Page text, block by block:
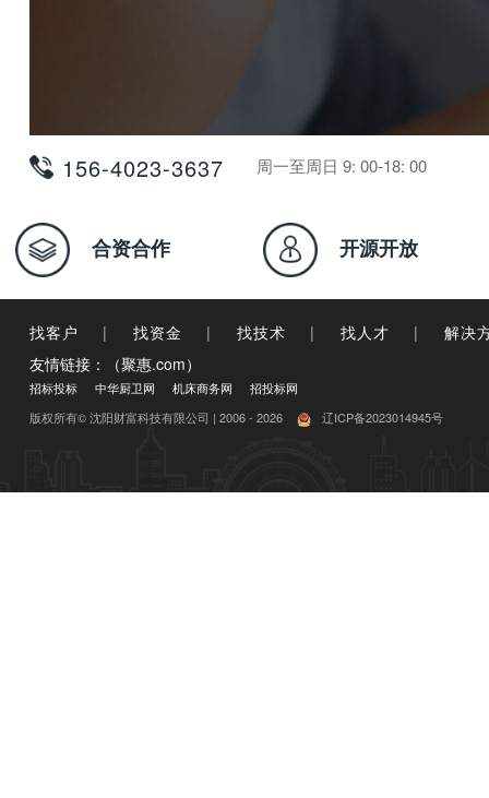
156-4023-3637 周一至周日 9: 00-18: 00
合资合作 开源开放
找客户 | 找资金 | 找技术 | 找人才 |
解决
友情链接：（聚惠.com）
招标投标 中华厨卫网 机床商务网
招投标网
版权所有© 沈阳财富科技有限公司 | 2006 - 2026
辽ICP备2023014945号